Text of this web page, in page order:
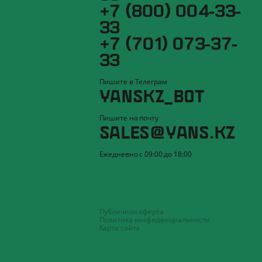
+7 (800) 004-33-
33
+7 (701) 073-37-
33
Пишите в Телеграм
YANSKZ_BOT
Пишите на почту
SALES@YANS.KZ
Ежедневно с 09:00 до 18:00
Публичная оферта
Политика конфиденциальности
Карта сайта